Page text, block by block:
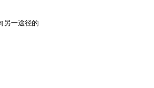
另一途径的